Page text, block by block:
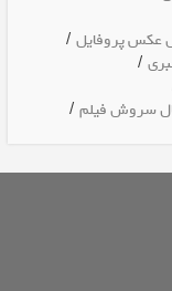
عکس پروفایل /
/
سروش فیلم /